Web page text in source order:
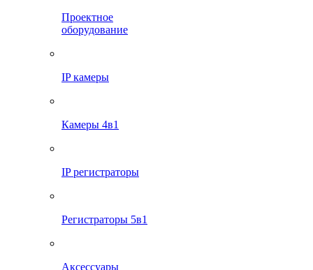
Проектное
оборудование
IP камеры
Камеры 4в1
IP регистраторы
Регистраторы 5в1
Аксессуары